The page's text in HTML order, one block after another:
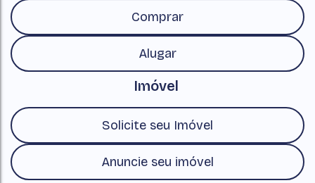
Comprar
Alugar
Imóvel
Solicite seu Imóvel
Anuncie seu imóvel